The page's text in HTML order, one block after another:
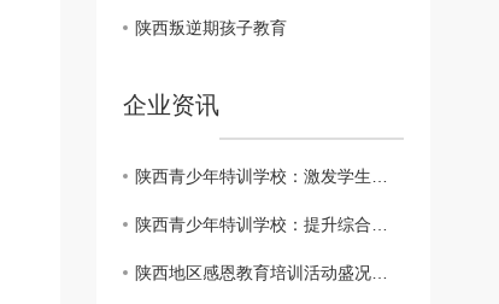
陕西叛逆期孩子教育
企业资讯
陕西青少年特训学校：激发学生潜力的利器
陕西青少年特训学校：提升综合素质的..教育机构
陕西地区感恩教育培训活动盛况空前